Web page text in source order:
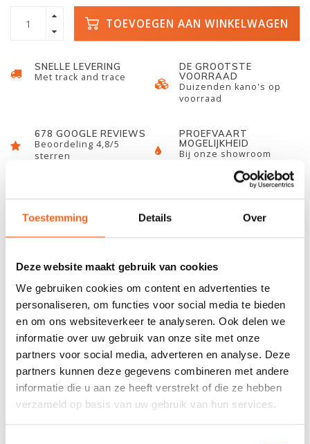
Toestemming Details Over
Deze website maakt gebruik van cookies
We gebruiken cookies om content en advertenties te
personaliseren, om functies voor social media te bieden
en om ons websiteverkeer te analyseren. Ook delen we
informatie over uw gebruik van onze site met onze
partners voor social media, adverteren en analyse. Deze
partners kunnen deze gegevens combineren met andere
informatie die u aan ze heeft verstrekt of die ze hebben
verzameld op basis van uw gebruik van hun services.
TOEVOEGEN AAN WINKELWAGEN
SNELLE LEVERING
Met track and trace
DE GROOTSTE
VOORRAAD
Duizenden kano's op
voorraad
678 GOOGLE REVIEWS
Beoordeling 4,8/5
sterren
PROEFVAART
MOGELIJKHEID
Bij onze showroom
INFORMATIE
flexibeler dan standaard epoxylijmen en biedt toch een stijvere
en sterkere verbinding dan conventionele lijmen en
afdichtingskitten.
Toepassing:
Het maken van schokbestendige en watervaste
verlijmingen van polyester, keramiek, metalen, plastics,
polyethyleen en vochtige, moeilijk hechtende houten
oppervlakken. Ideaal inzetbaar voor structurele verlijming van de
meeste werkende materialen voor boven en onder water (bijv.